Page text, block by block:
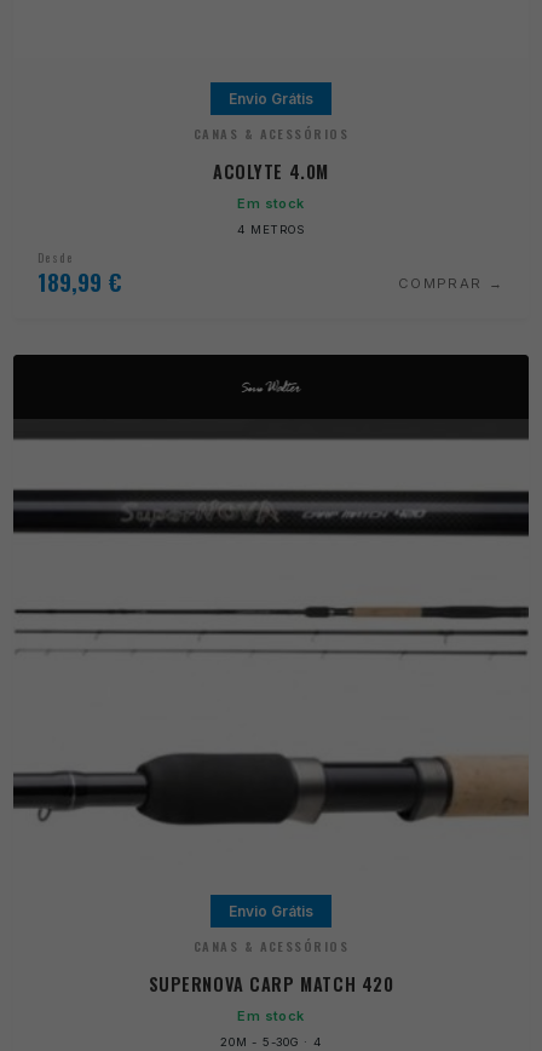
Envio Grátis
CANAS & ACESSÓRIOS
ACOLYTE 4.0M
Em stock
4 METROS
Desde
189,99 € COMPRAR
Envio Grátis
CANAS & ACESSÓRIOS
SUPERNOVA CARP MATCH 420
Em stock
20M - 5-30G · 4